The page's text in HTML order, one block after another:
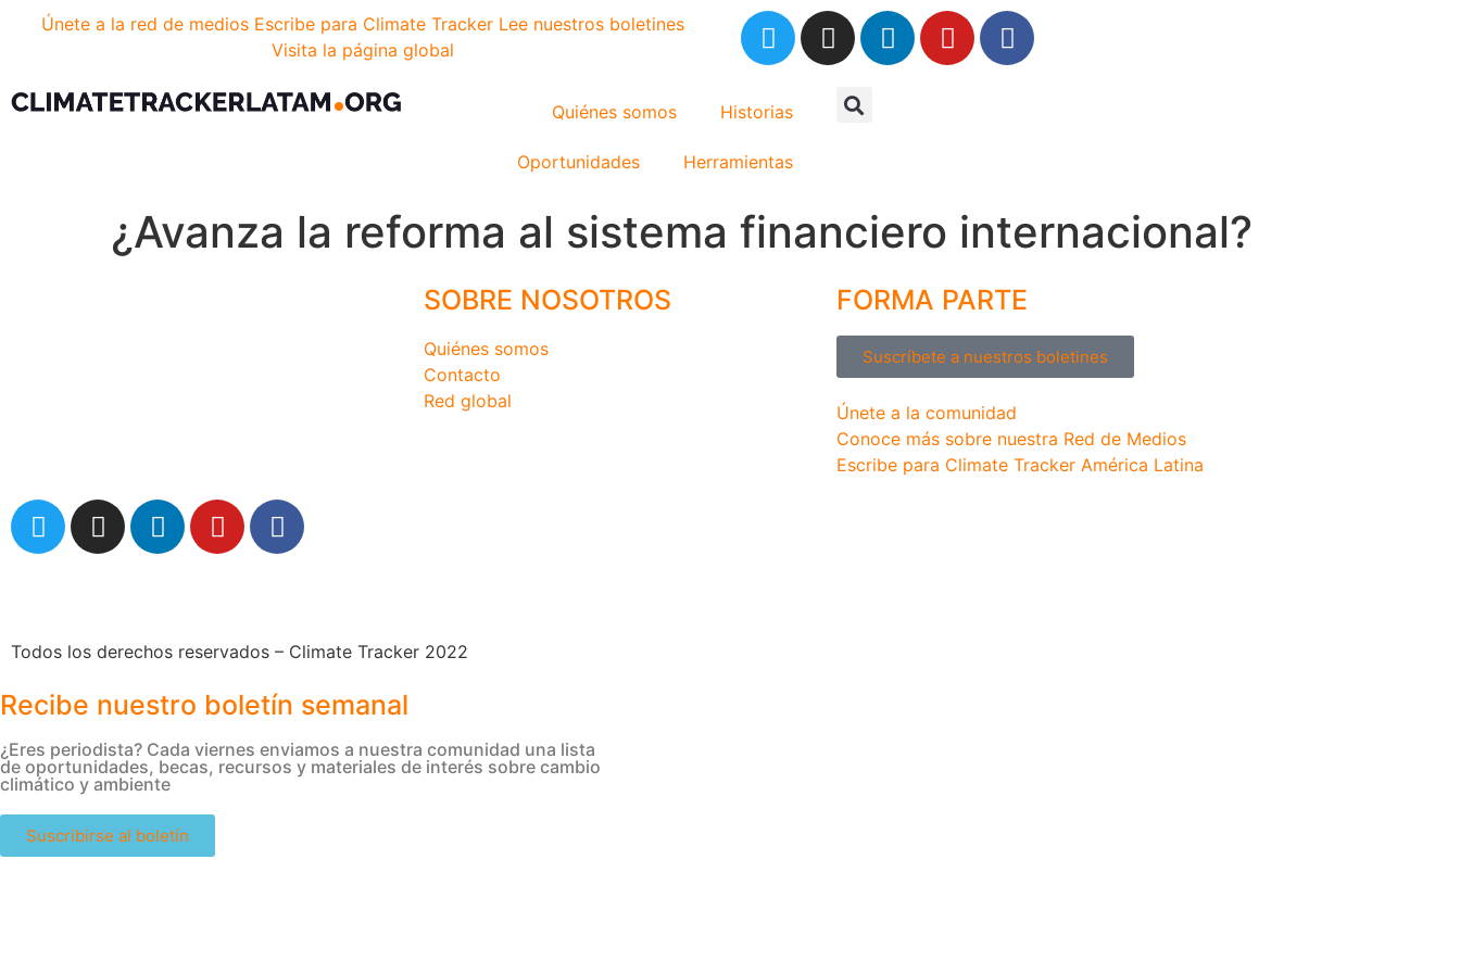
Únete a la red de medios Escribe para Climate Tracker Lee nuestros boletines
Visita la página global
Quiénes somos Historias
Oportunidades Herramientas
¿Avanza la reforma al sistema financiero internacional?
SOBRE NOSOTROS
Quiénes somos
Contacto
Red global
FORMA PARTE
Suscríbete a nuestros boletines
Únete a la comunidad
Conoce más sobre nuestra Red de Medios
Escribe para Climate Tracker América Latina
Todos los derechos reservados – Climate Tracker 2022
Recibe nuestro boletín semanal
¿Eres periodista? Cada viernes enviamos a nuestra comunidad una lista
de oportunidades, becas, recursos y materiales de interés sobre cambio
climático y ambiente
Suscribirse al boletín